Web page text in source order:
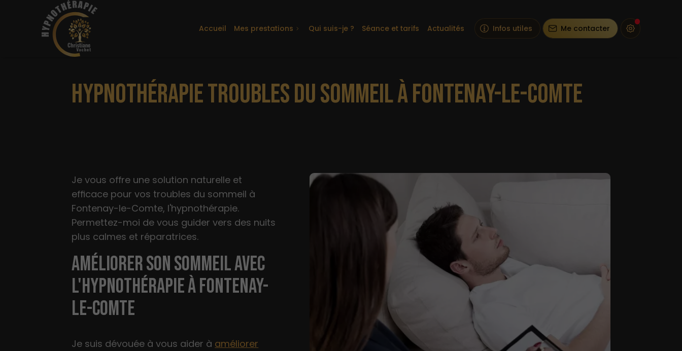
Accueil Mes prestations Qui suis-je ? Séance et tarifs Actualités Infos utiles Me contacter
HYPNOTHÉRAPIE TROUBLES DU SOMMEIL À FONTENAY-LE-COMTE
Je vous offre une solution naturelle et
efficace pour vos troubles du sommeil à
Fontenay-le-Comte, l'hypnothérapie.
Permettez-moi de vous guider vers des nuits
plus calmes et réparatrices.
AMÉLIORER SON SOMMEIL AVEC
L'HYPNOTHÉRAPIE À FONTENAY-
LE-COMTE
Je suis dévouée à vous aider à améliorer